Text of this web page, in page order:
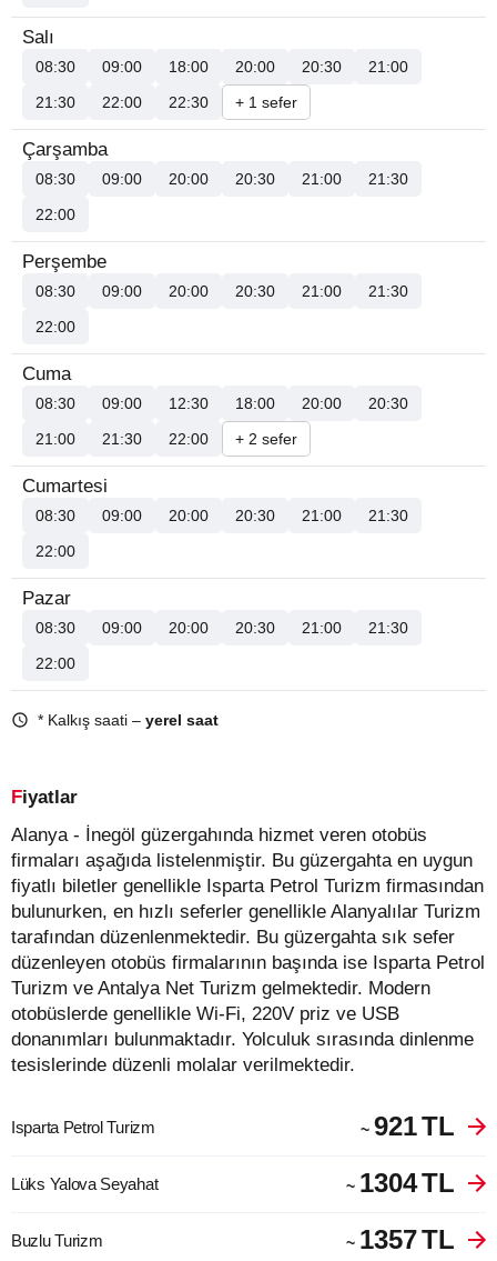
Salı
08:30 09:00 18:00 20:00 20:30
21:00
21:30
22:00 22:30 + 1 sefer
Çarşamba
08:30 09:00 20:00 20:30 21:00
21:30
22:00
Perşembe
08:30 09:00 20:00 20:30 21:00
21:30
22:00
Cuma
08:30 09:00 12:30 18:00 20:00
20:30
21:00
21:30 22:00 + 2 sefer
Cumartesi
08:30 09:00 20:00 20:30 21:00
21:30
22:00
Pazar
08:30 09:00 20:00 20:30 21:00
21:30
22:00
* Kalkış saati – yerel saat
Fiyatlar
Alanya - İnegöl güzergahında hizmet veren otobüs
firmaları aşağıda listelenmiştir. Bu güzergahta en uygun
fiyatlı biletler genellikle Isparta Petrol Turizm firmasından
bulunurken, en hızlı seferler genellikle Alanyalılar Turizm
tarafından düzenlenmektedir. Bu güzergahta sık sefer
düzenleyen otobüs firmalarının başında ise Isparta Petrol
Turizm ve Antalya Net Turizm gelmektedir. Modern
otobüslerde genellikle Wi-Fi, 220V priz ve USB
donanımları bulunmaktadır. Yolculuk sırasında dinlenme
tesislerinde düzenli molalar verilmektedir.
Isparta Petrol Turizm ~ 921TL
Lüks Yalova Seyahat ~ 1304TL
Buzlu Turizm ~ 1357TL